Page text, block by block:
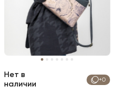
+0
Нет в
наличии